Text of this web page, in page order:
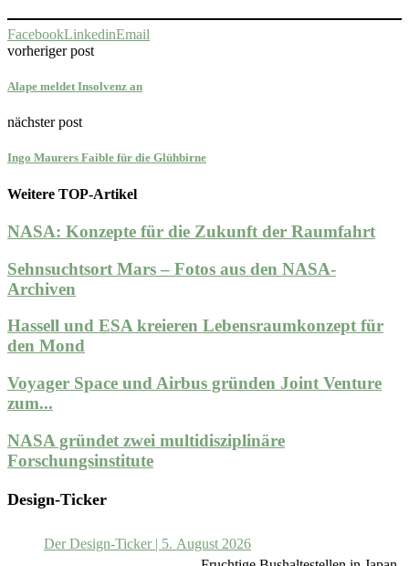
FacebookLinkedinEmail
vorheriger post
Alape meldet Insolvenz an
nächster post
Ingo Maurers Faible für die Glühbirne
Weitere TOP-Artikel
NASA: Konzepte für die Zukunft der Raumfahrt
Sehnsuchtsort Mars – Fotos aus den NASA-
Archiven
Hassell und ESA kreieren Lebensraumkonzept für
den Mond
Voyager Space und Airbus gründen Joint Venture
zum...
NASA gründet zwei multidisziplinäre
Forschungsinstitute
Design-Ticker
Der Design-Ticker | 5. August 2026